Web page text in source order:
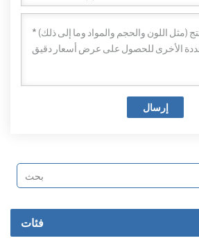
إرسال
فئات